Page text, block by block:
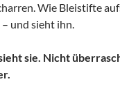
Wie Bleistifte
und sieht ihn.
sie. Nicht